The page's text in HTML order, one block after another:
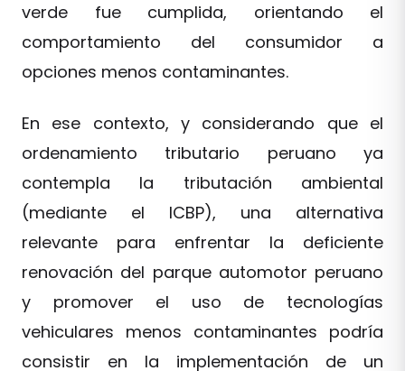
verde fue cumplida, orientando el
comportamiento del consumidor a
opciones menos contaminantes.
En ese contexto, y considerando que el
ordenamiento tributario peruano ya
contempla la tributación ambiental
(mediante el ICBP), una alternativa
relevante para enfrentar la deficiente
renovación del parque automotor peruano
y promover el uso de tecnologías
vehiculares menos contaminantes podría
consistir en la implementación de un